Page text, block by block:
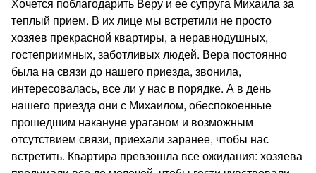
теплый прием. В их лице мы встретили не просто
хозяев прекрасной квартиры, а неравнодушных,
гостеприимных, заботливых людей. Вера постоянно
была на связи до нашего приезда, звонила,
интересовалась, все ли у нас в порядке. А в день
нашего приезда они с Михаилом, обеспокоенные
прошедшим накануне ураганом и возможным
отсутствием связи, приехали заранее, чтобы нас
встретить. Квартира превзошла все ожидания: хозяева